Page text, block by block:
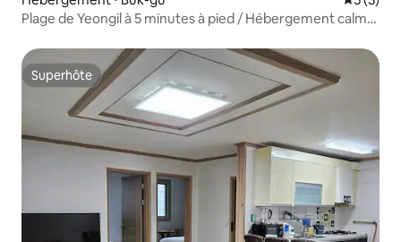
Plage de Yeongil à 5 minutes à pied / Hébergement calme
Superhôte
Superhôte